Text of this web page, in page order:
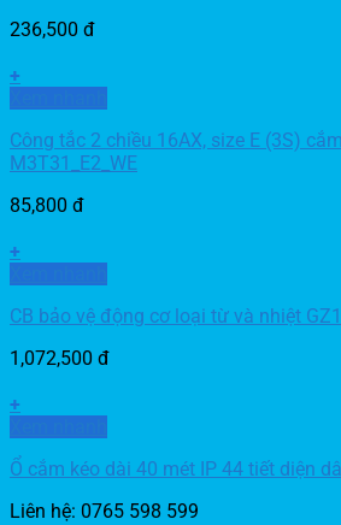
236,500 đ
+
Công tắc 2 chiều 16AX, size E (3S)
M3T31_E2_WE
85,800 đ
+
CB bảo vệ động cơ loại từ và nhiệt
1,072,500 đ
+
Ổ cắm kéo dài 40 mét IP 44 tiết diện
Liên hệ: 0765 598 599